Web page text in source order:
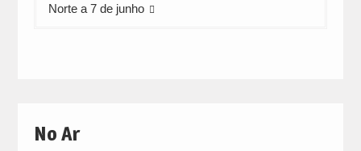
Norte a 7 de junho
No Ar